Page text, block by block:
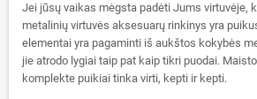
Jei jūsų vaikas mėgsta padėti Jums virtuvėje,
metalinių virtuvės aksesuarų rinkinys yra
elementai yra pagaminti iš aukštos kokybės
jie atrodo lygiai taip pat kaip tikri puodai.
komplekte puikiai tinka virti, kepti ir kepti.